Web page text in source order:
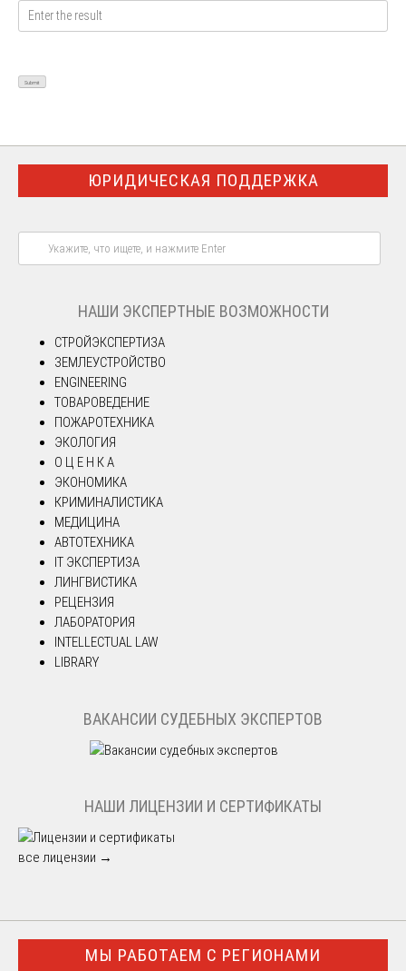
ЮРИДИЧЕСКАЯ ПОДДЕРЖКА
НАШИ ЭКСПЕРТНЫЕ ВОЗМОЖНОСТИ
СТРОЙЭКСПЕРТИЗА
ЗЕМЛЕУСТРОЙСТВО
ENGINEERING
ТОВАРОВЕДЕНИЕ
ПОЖАРОТЕХНИКА
ЭКОЛОГИЯ
О Ц Е Н К А
ЭКОНОМИКА
КРИМИНАЛИСТИКА
МЕДИЦИНА
АВТОТЕХНИКА
IT ЭКСПЕРТИЗА
ЛИНГВИСТИКА
РЕЦЕНЗИЯ
ЛАБОРАТОРИЯ
INTELLECTUAL LAW
LIBRARY
ВАКАНСИИ СУДЕБНЫХ ЭКСПЕРТОВ
НАШИ ЛИЦЕНЗИИ И СЕРТИФИКАТЫ
все лицензии →
МЫ РАБОТАЕМ С РЕГИОНАМИ